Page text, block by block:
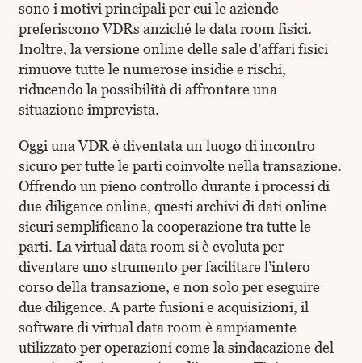
sono i motivi principali per cui le aziende
preferiscono VDRs anziché le data room fisici.
Inoltre, la versione online delle sale d’affari fisici
rimuove tutte le numerose insidie e rischi,
riducendo la possibilità di affrontare una
situazione imprevista.
Oggi una VDR è diventata un luogo di incontro
sicuro per tutte le parti coinvolte nella transazione.
Offrendo un pieno controllo durante i processi di
due diligence online, questi archivi di dati online
sicuri semplificano la cooperazione tra tutte le
parti. La virtual data room si è evoluta per
diventare uno strumento per facilitare l’intero
corso della transazione, e non solo per eseguire
due diligence. A parte fusioni e acquisizioni, il
software di virtual data room è ampiamente
utilizzato per operazioni come la sindacazione del